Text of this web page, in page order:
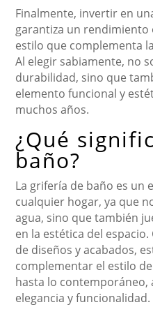
Finalmente, invertir en
garantiza un
estilo que complementa
Al elegir sabiamente, no
durabilidad, sino que
elemento funcional y
muchos años.
¿Qué
baño?
La grifería de baño es un
cualquier hogar, ya que
agua, sino que también
en la estética del
de diseños y acabados,
complementar el estilo
hasta lo
elegancia y funcionalidad.